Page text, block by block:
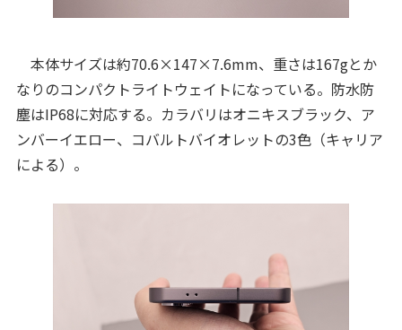
本体サイズは約70.6×147×7.6mm、重さは167gとか
なりのコンパクトライトウェイトになっている。防水防
塵はIP68に対応する。カラバリはオニキスブラック、ア
ンバーイエロー、コバルトバイオレットの3色（キャリア
による）。